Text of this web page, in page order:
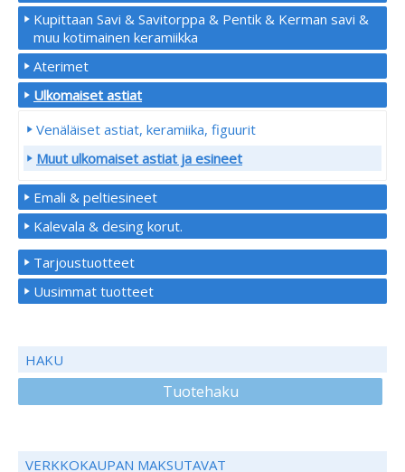
Kupittaan Savi & Savitorppa & Pentik & Kerman savi &
muu kotimainen keramiikka
Aterimet
Ulkomaiset astiat
Venäläiset astiat, keramiika, figuurit
Muut ulkomaiset astiat ja esineet
Emali & peltiesineet
Kalevala & desing korut.
Tarjoustuotteet
Uusimmat tuotteet
HAKU
Tuotehaku
VERKKOKAUPAN MAKSUTAVAT